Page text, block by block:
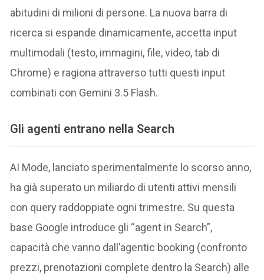
abitudini di milioni di persone. La nuova barra di
ricerca si espande dinamicamente, accetta input
multimodali (testo, immagini, file, video, tab di
Chrome) e ragiona attraverso tutti questi input
combinati con Gemini 3.5 Flash.
Gli agenti entrano nella Search
AI Mode, lanciato sperimentalmente lo scorso anno,
ha già superato un miliardo di utenti attivi mensili
con query raddoppiate ogni trimestre. Su questa
base Google introduce gli “agent in Search”,
capacità che vanno dall’agentic booking (confronto
prezzi, prenotazioni complete dentro la Search) alle